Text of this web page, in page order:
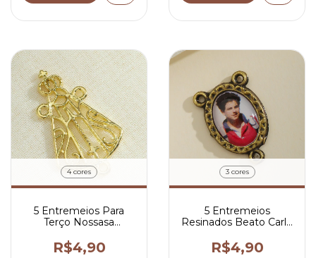
4 cores
5 Entremeios Para
Terço Nossasa
4,3x2,2 cm
R$4,90
3 cores
5 Entremeios
Resinados Beato Carlo
cm
R$4,90